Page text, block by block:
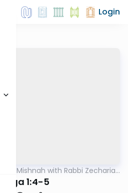
Login
Mishnah with Rabbi Zecharia
1:4-5